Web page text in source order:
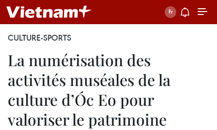
CULTURE-SPORTS
La numérisation des
activités muséales de la
culture d’Óc Eo pour
valoriser le patrimoine